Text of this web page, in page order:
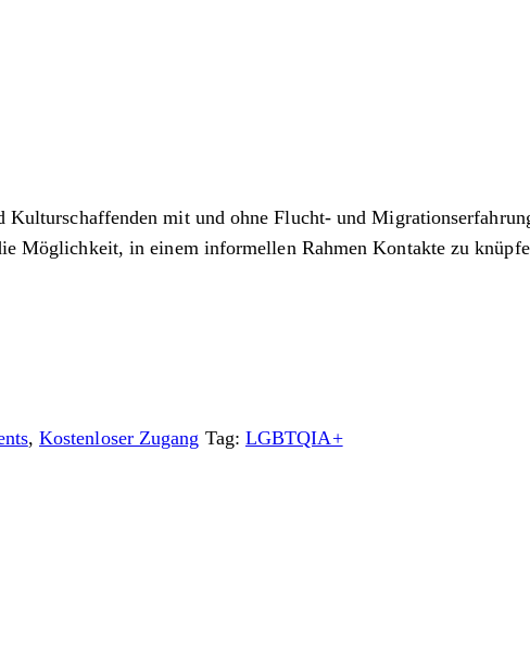
Kulturschaffenden mit und ohne Flucht- und
Möglichkeit, in einem informellen Rahmen Kontakte zu
, Kostenloser Zugang Tag: LGBTQIA+